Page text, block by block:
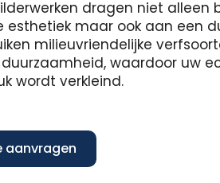
dragen niet alleen
esthetiek maar ook aan een
milieuvriendelijke
waardoor uw
wordt verkleind.
aanvragen